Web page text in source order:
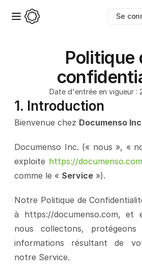
Se
Politique
Date d'entrée en vigueur :
1. Introduction
Bienvenue chez Documenso
Documenso Inc. (« nous », «
exploite https://documenso.com
comme le « Service »).
Notre Politique de
à https://documenso.com, et
nous collectons,
informations résultant de
notre Service.